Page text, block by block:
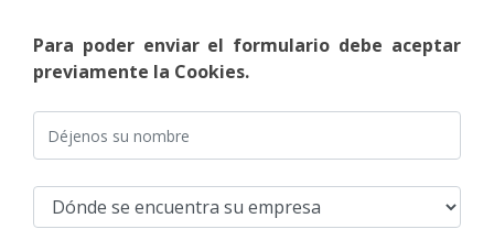
Para poder enviar el formulario debe aceptar
previamente la Cookies.